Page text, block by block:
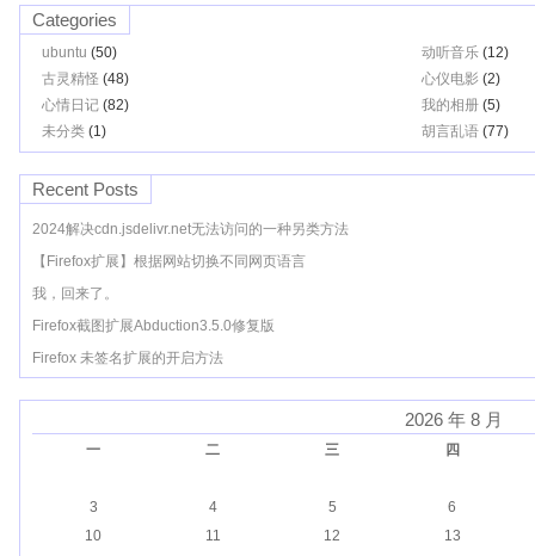
Categories
ubuntu (50) 动听音乐(12)
古灵精怪 (48) 心仪电影(2)
心情日记 (82) 我的相册(5)
未分类 (1) 胡言乱语(77)
Recent Posts
2024解决cdn.jsdelivr.net无法访问的一种另类方法
【Firefox扩展】根据网站切换不同网页语言
我，回来了。
Firefox截图扩展Abduction3.5.0修复版
Firefox 未签名扩展的开启方法
2026 年 8 月
一 二 三 四
3 4 5
6
10
11 12
13